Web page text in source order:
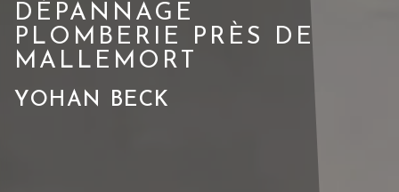
DÉPANNAGE
PLOMBERIE PRÈS DE
MALLEMORT
YOHAN BECK